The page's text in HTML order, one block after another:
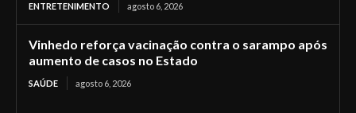
ENTRETENIMENTO agosto 6, 2026
Vinhedo reforça vacinação contra o sarampo após
aumento de casos no Estado
SAÚDE agosto 6, 2026